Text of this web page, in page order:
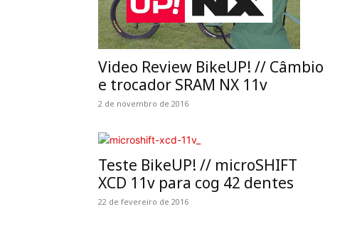
Video Review BikeUP! // Câmbio
e trocador SRAM NX 11v
2 de novembro de 2016
Teste BikeUP! // microSHIFT
XCD 11v para cog 42 dentes
22 de fevereiro de 2016